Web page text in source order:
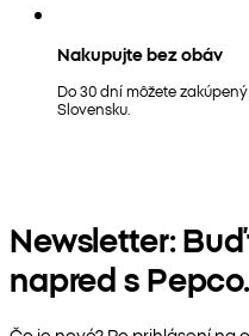
Nakupujte bez obáv
Do 30 dní môžete
Slovensku.
Newsletter:
napred s Pepco.